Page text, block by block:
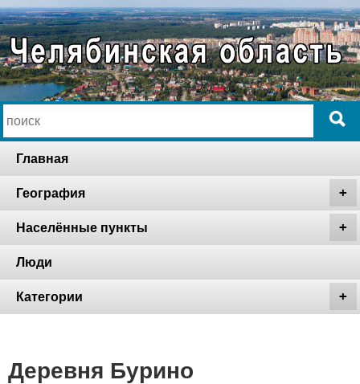
Главная
География
Населённые пункты
Люди
Категории
Деревня Бурино